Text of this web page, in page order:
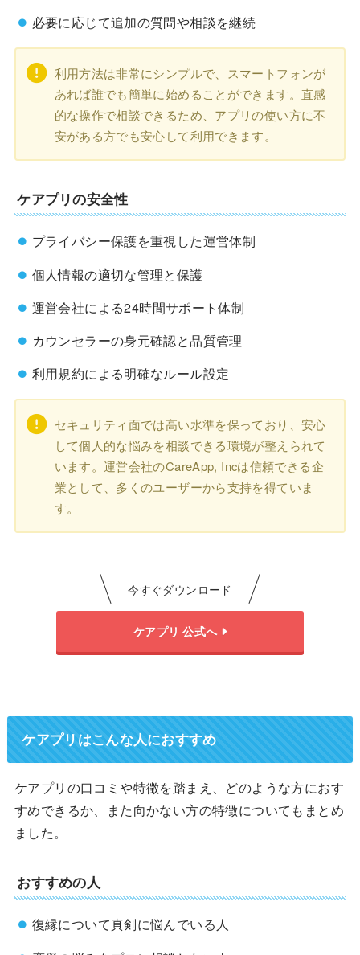
必要に応じて追加の質問や相談を継続
利用方法は非常にシンプルで、スマートフォンが
あれば誰でも簡単に始めることができます。直感
的な操作で相談できるため、アプリの使い方に不
安がある方でも安心して利用できます。
ケアプリの安全性
プライバシー保護を重視した運営体制
個人情報の適切な管理と保護
運営会社による24時間サポート体制
カウンセラーの身元確認と品質管理
利用規約による明確なルール設定
セキュリティ面では高い水準を保っており、安心
して個人的な悩みを相談できる環境が整えられて
います。運営会社のCareApp, Incは信頼できる企
業として、多くのユーザーから支持を得ていま
す。
今すぐダウンロード
ケアプリ 公式へ
ケアプリはこんな人におすすめ
ケアプリの口コミや特徴を踏まえ、どのような方におす
すめできるか、また向かない方の特徴についてもまとめ
ました。
おすすめの人
復縁について真剣に悩んでいる人